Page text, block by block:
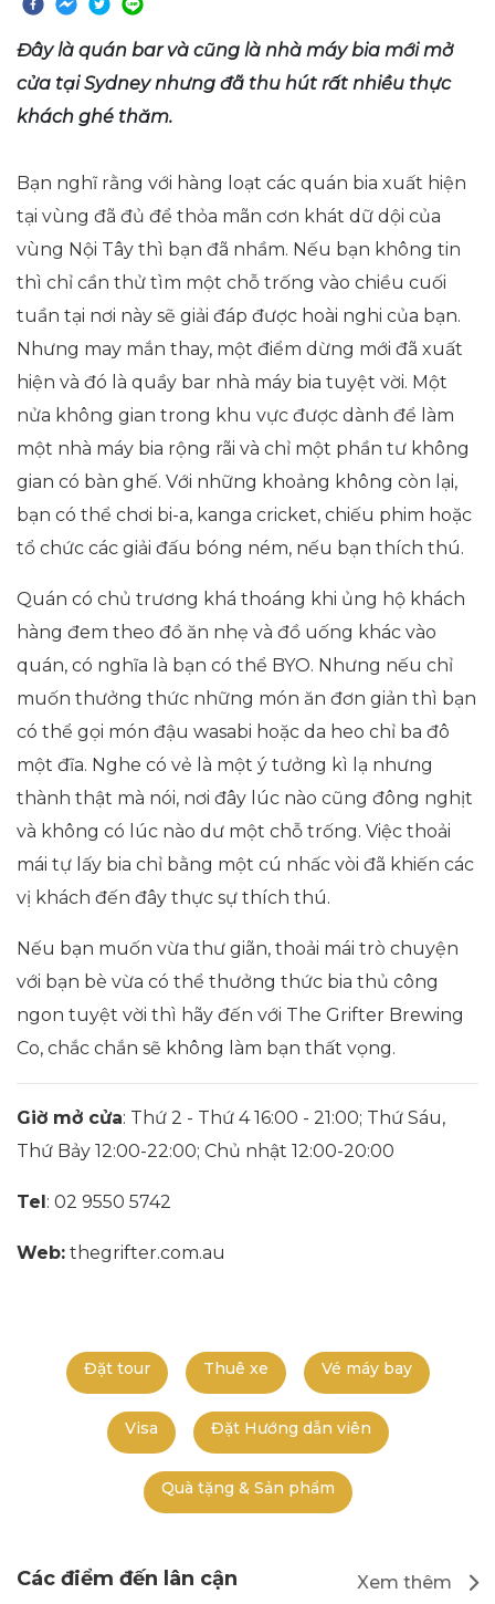
Đây là quán bar và cũng là nhà máy bia mới mở
cửa tại Sydney nhưng đã thu hút rất nhiều thực
khách ghé thăm.
Bạn nghĩ rằng với hàng loạt các quán bia xuất hiện
tại vùng đã đủ để thỏa mãn cơn khát dữ dội của
vùng Nội Tây thì bạn đã nhầm. Nếu bạn không tin
thì chỉ cần thử tìm một chỗ trống vào chiều cuối
tuần tại nơi này sẽ giải đáp được hoài nghi của bạn.
Nhưng may mắn thay, một điểm dừng mới đã xuất
hiện và đó là quầy bar nhà máy bia tuyệt vời. Một
nửa không gian trong khu vực được dành để làm
một nhà máy bia rộng rãi và chỉ một phần tư không
gian có bàn ghế. Với những khoảng không còn lại,
bạn có thể chơi bi-a, kanga cricket, chiếu phim hoặc
tổ chức các giải đấu bóng ném, nếu bạn thích thú.
Quán có chủ trương khá thoáng khi ủng hộ khách
hàng đem theo đồ ăn nhẹ và đồ uống khác vào
quán, có nghĩa là bạn có thể BYO. Nhưng nếu chỉ
muốn thưởng thức những món ăn đơn giản thì bạn
có thể gọi món đậu wasabi hoặc da heo chỉ ba đô
một đĩa. Nghe có vẻ là một ý tưởng kì lạ nhưng
thành thật mà nói, nơi đây lúc nào cũng đông nghịt
và không có lúc nào dư một chỗ trống. Việc thoải
mái tự lấy bia chỉ bằng một cú nhấc vòi đã khiến các
vị khách đến đây thực sự thích thú.
Nếu bạn muốn vừa thư giãn, thoải mái trò chuyện
với bạn bè vừa có thể thưởng thức bia thủ công
ngon tuyệt vời thì hãy đến với The Grifter Brewing
Co, chắc chắn sẽ không làm bạn thất vọng.
Giờ mở cửa: Thứ 2 - Thứ 4 16:00 - 21:00; Thứ Sáu,
Thứ Bảy 12:00-22:00; Chủ nhật 12:00-20:00
Tel : 02 9550 5742
Web: thegrifter.com.au
Đặt tour Thuê xe Vé máy bay
Visa Đặt Hướng dẫn viên
Quà tặng & Sản phẩm
Các điểm đến lân cận Xem thêm